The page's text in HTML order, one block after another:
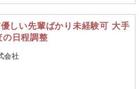
しい先輩ばかり未経験可 大手
日程調整
会社